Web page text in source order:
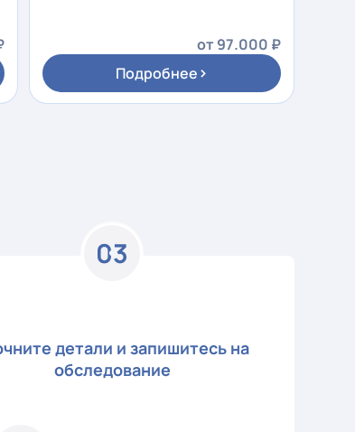
от 97.000 ₽
Подробнее›
03
детали и запишитесь на
обследование